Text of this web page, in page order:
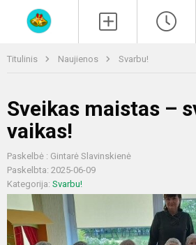
Titulinis Naujienos Svarbu!
Sveikas maistas –
vaikas!
Paskelbė : Gintarė Slavinskienė
Paskelbta: 2025-06-09
Kategorija: Svarbu!